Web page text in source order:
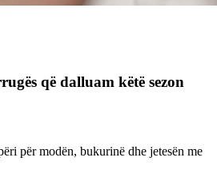
që dalluam këtë sezon
për modën, bukurinë dhe jetesën me